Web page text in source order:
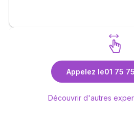
Découvrez Quentin Duroy
Appelez le01 75
Découvrir d'autres